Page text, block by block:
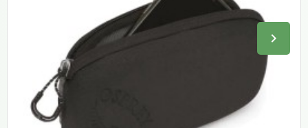
keyboard_arrow_right